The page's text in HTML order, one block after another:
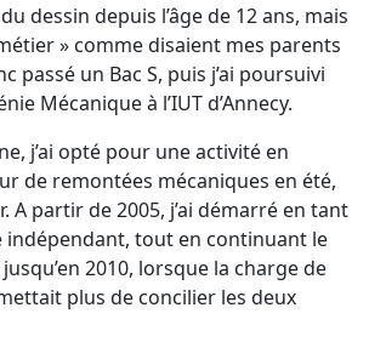
dessin depuis l’âge de 12 ans, mais
» comme disaient mes parents
passé un Bac S, puis j’ai poursuivi
Mécanique à l’IUT d’Annecy.
j’ai opté pour une activité en
de remontées mécaniques en été,
A partir de 2005, j’ai démarré en tant
tout en continuant le
2010, lorsque la charge de
plus de concilier les deux